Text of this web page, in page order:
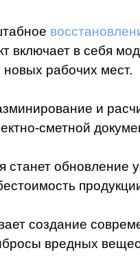
включает в себя
новых рабочих мест.
и
сметной
обновление
создание
вредных